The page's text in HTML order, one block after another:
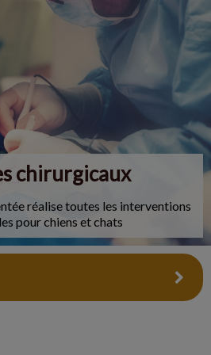
Envoyer
chirurgicaux
réalise toutes les interventions
pour chiens et chats